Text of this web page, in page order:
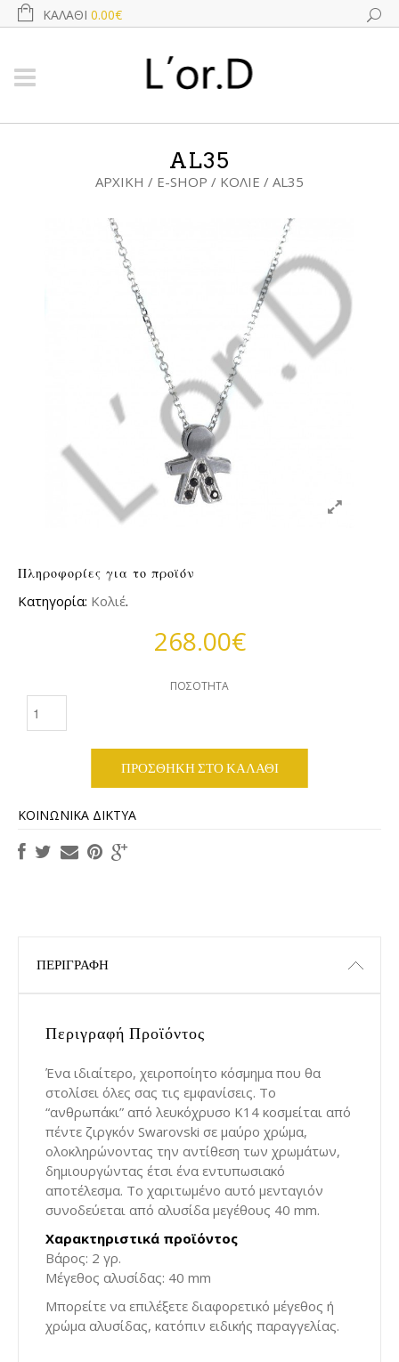
ΚΑΛΆΘΙ 0.00€
AL35
ΑΡΧΙΚΉ / E-SHOP / ΚΟΛΙΈ / AL35
Πληροφορίες για το προϊόν
Κατηγορία: Κολιέ.
268.00€
ΠΟΣΌΤΗΤΑ
ΠΡΟΣΘΉΚΗ ΣΤΟ ΚΑΛΆΘΙ
ΚΟΙΝΩΝΙΚΆ ΔΊΚΤΥΑ
ΠΕΡΙΓΡΑΦΉ
Περιγραφή Προϊόντος
Ένα ιδιαίτερο, χειροποίητο κόσμημα που θα
στολίσει όλες σας τις εμφανίσεις. Το
“ανθρωπάκι” από λευκόχρυσο Κ14 κοσμείται από
πέντε ζιργκόν Swarovski σε μαύρο χρώμα,
ολοκληρώνοντας την αντίθεση των χρωμάτων,
δημιουργώντας έτσι ένα εντυπωσιακό
αποτέλεσμα. Το χαριτωμένο αυτό μενταγιόν
συνοδεύεται από αλυσίδα μεγέθους 40 mm.
Χαρακτηριστικά προϊόντος
Βάρος: 2 γρ.
Μέγεθος αλυσίδας: 40 mm
Μπορείτε να επιλέξετε διαφορετικό μέγεθος ή
χρώμα αλυσίδας, κατόπιν ειδικής παραγγελίας.